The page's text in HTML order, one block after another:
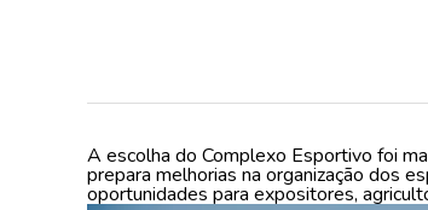
A escolha do Complexo Esportivo foi
prepara melhorias na organização dos
oportunidades para expositores,